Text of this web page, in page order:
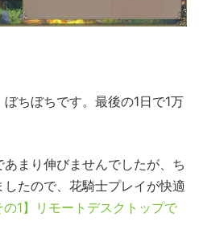
ちぼちです。最後の1日で1万
まり伸びませんでしたが、ち
たので、花騎士プレイが快適
の1】リモートデスクトップで